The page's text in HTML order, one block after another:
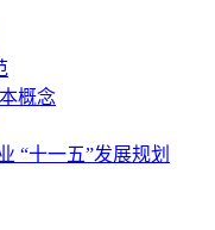
概念
“十一五”发展规划